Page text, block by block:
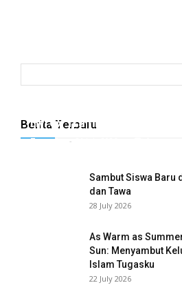
Berita Terbaru
Hyrox Training x
Tugasku -
Sambut Siswa Baru
dan Tawa
28 July 2026
As Warm as
Sun: Menyambut
Islam Tugasku
22 July 2026